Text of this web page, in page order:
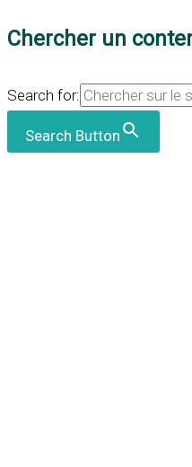
Chercher un
Search for:
Search Button